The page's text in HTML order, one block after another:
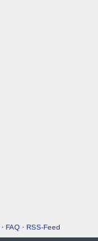
· FAQ · RSS-Feed